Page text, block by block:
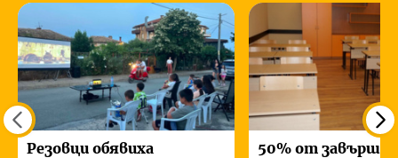
Резовци обявиха
50% от